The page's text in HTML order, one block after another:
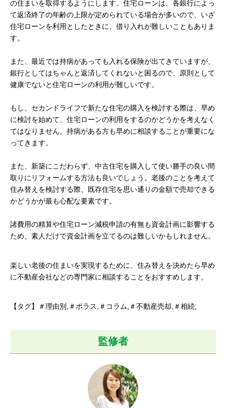
の住まいを取得するようにします。住宅ローンは、各銀行によっ
て返済終了の年齢の上限が定められている場合が多いので、いざ
住宅ローンを利用としたときに、借り入れが難しいこともありま
す。
また、最近では持病があっても入れる保険が出てきていますが、
銀行としてはちゃんと返済してくれないと困るので、原則として
健康でないと住宅ローンの利用が難しいです。
もし、セカンドライフで新たな住宅の購入を検討する際は、早め
に検討を始めて、住宅ローンの利用をするのかどうかを考えなく
てはなりません。持病がある方も早めに相談することが重要にな
ってきます。
また、新築にこだわらず、中古住宅を購入して使い勝手の良い間
取りにリフォームする方法も良いでしょう。老後のことを考えて
住み替えを検討する際、既存住宅を思い通りの金額で売却できる
かどうかが最も心配な要素です。
諸費用の精算や住宅ローン減税申請の有無も資金計画に影響する
ため、素人だけで資金計画を立てるのは難しいかもしれません。
楽しい老後の住まいを実現するために、住み替えを決めたら早め
に不動産会社などの専門家に相談することをおすすめします。
【タグ】＃理由別,＃ポラス,＃コラム,＃不動産売却,＃相続,
監修者